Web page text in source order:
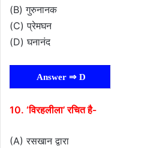
(B) गुरुनानक
(C) प्रेमघन
(D) घनानंद
Answer ⇒ D
10. ‘विरहलीला’ रचित है-
(A) रसखान द्वारा